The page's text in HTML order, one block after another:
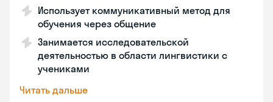
Использует коммуникативный метод для
обучения через общение
Занимается исследовательской
деятельностью в области лингвистики с
учениками
Читать дальше